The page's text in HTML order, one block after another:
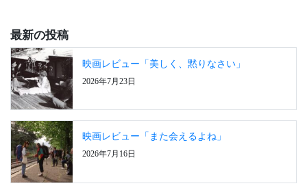
最新の投稿
映画レビュー「美しく、黙りなさい」
2026年7月23日
映画レビュー「また会えるよね」
2026年7月16日